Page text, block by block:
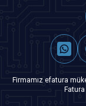
Firmamız efatura